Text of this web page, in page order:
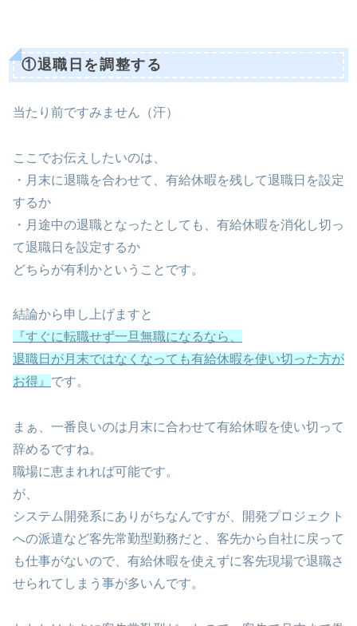
①退職日を調整する
当たり前ですみません（汗）
ここでお伝えしたいのは、
・月末に退職を合わせて、有給休暇を残して退職日を設定
するか
・月途中の退職となったとしても、有給休暇を消化し切っ
て退職日を設定するか
どちらが有利かということです。
結論から申し上げますと
『すぐに転職せず一旦無職になるなら、
退職日が月末ではなくなっても有給休暇を使い切った方が
お得』 です。
まぁ、一番良いのは月末に合わせて有給休暇を使い切って
辞めるですね。
職場に恵まれれば可能です。
が、
システム開発系にありがちなんですが、開発プロジェクト
への派遣など客先常勤型勤務だと、客先から自社に戻って
も仕事がないので、有給休暇を使えずに客先現場で退職さ
せられてしまう事が多いんです。